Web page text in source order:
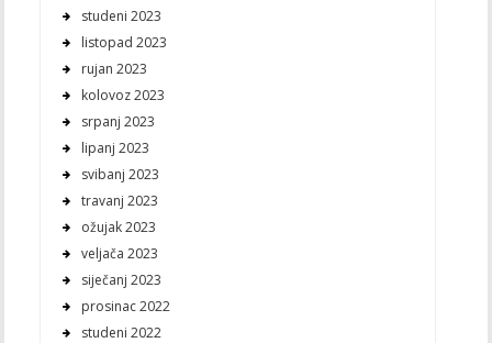
studeni 2023
listopad 2023
rujan 2023
kolovoz 2023
srpanj 2023
lipanj 2023
svibanj 2023
travanj 2023
ožujak 2023
veljača 2023
siječanj 2023
prosinac 2022
studeni 2022